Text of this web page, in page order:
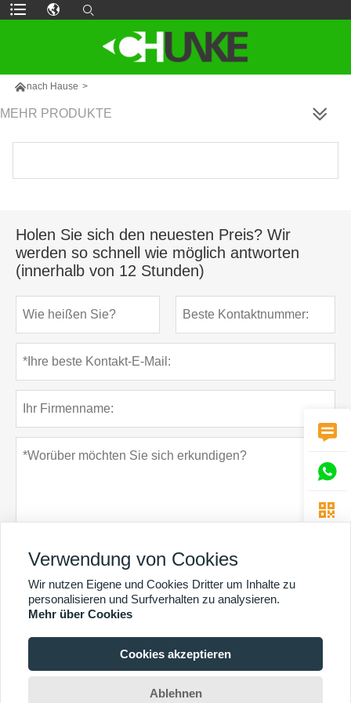
nach Hause >
MEHR PRODUKTE
Holen Sie sich den neuesten Preis? Wir
werden so schnell wie möglich antworten
(innerhalb von 12 Stunden)
einreichen Datenschutz-Bestimmungen
MEHR DIENSTLEISTUNGEN
Copyright By © Guangzhou Chunke Environmental Technology Co. Ltd. E-Mail:



Verwendung von Cookies
Wir nutzen Eigene und Cookies Dritter um Inhalte zu
personalisieren und Surfverhalten zu analysieren.
Mehr über Cookies
Cookies akzeptieren
Ablehnen